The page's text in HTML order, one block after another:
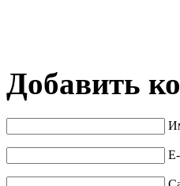
Добавить